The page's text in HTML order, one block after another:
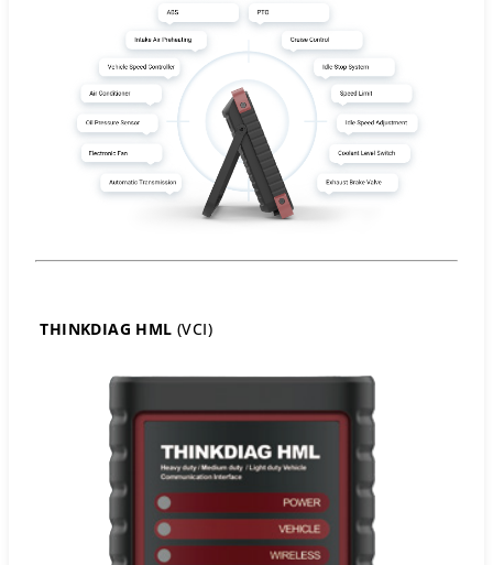
THINKDIAG HML (VCI)